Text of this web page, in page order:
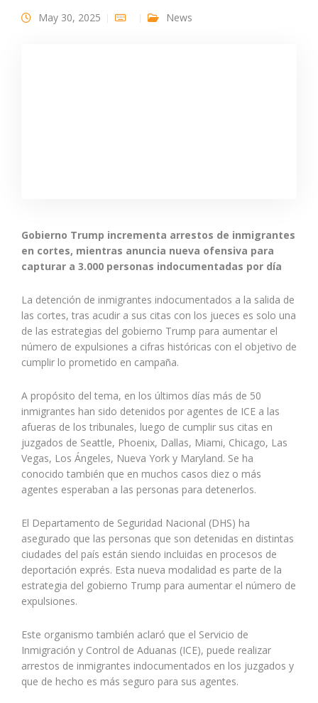
May 30, 2025 News
Gobierno Trump incrementa arrestos de inmigrantes
en cortes, mientras anuncia nueva ofensiva para
capturar a 3.000 personas indocumentadas por día
La detención de inmigrantes indocumentados a la salida de
las cortes, tras acudir a sus citas con los jueces es solo una
de las estrategias del gobierno Trump para aumentar el
número de expulsiones a cifras históricas con el objetivo de
cumplir lo prometido en campaña.
A propósito del tema, en los últimos días más de 50
inmigrantes han sido detenidos por agentes de ICE a las
afueras de los tribunales, luego de cumplir sus citas en
juzgados de Seattle, Phoenix, Dallas, Miami, Chicago, Las
Vegas, Los Ángeles, Nueva York y Maryland. Se ha
conocido también que en muchos casos diez o más
agentes esperaban a las personas para detenerlos.
El Departamento de Seguridad Nacional (DHS) ha
asegurado que las personas que son detenidas en distintas
ciudades del país están siendo incluidas en procesos de
deportación exprés. Esta nueva modalidad es parte de la
estrategia del gobierno Trump para aumentar el número de
expulsiones.
Este organismo también aclaró que el Servicio de
Inmigración y Control de Aduanas (ICE), puede realizar
arrestos de inmigrantes indocumentados en los juzgados y
que de hecho es más seguro para sus agentes.